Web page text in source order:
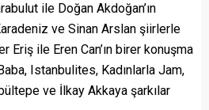
ile Doğan Akdoğan’ın
ve Sinan Arslan şiirlerle
Eriş ile Eren Can’ın birer konuşma
Istanbulites, Kadınlarla Jam,
ve İlkay Akkaya şarkılar